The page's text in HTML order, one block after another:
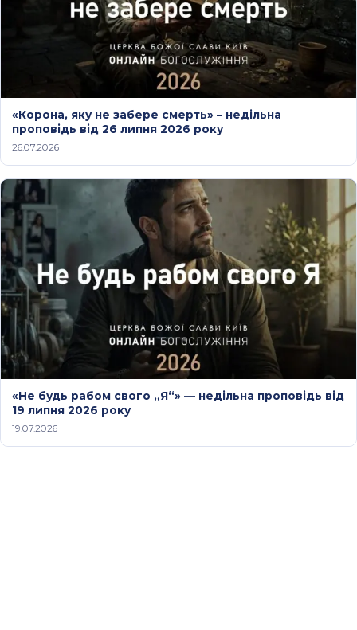
«Корона, яку не забере смерть» – недільна
проповідь від 26 липня 2026 року
26.07.2026
«Не будь рабом свого „Я“» — недільна проповідь від
19 липня 2026 року
19.07.2026